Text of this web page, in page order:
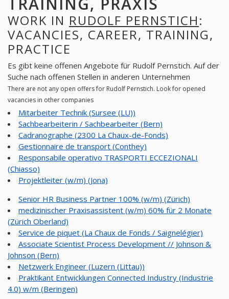
WORK IN RUDOLF PERNSTICH:
VACANCIES, CAREER, TRAINING,
PRACTICE
Es gibt keine offenen Angebote für Rudolf Pernstich. Auf der
Suche nach offenen Stellen in anderen Unternehmen
There are not any open offers for Rudolf Pernstich. Look for opened
vacancies in other companies
Mitarbeiter Technik (Sursee (LU))
Sachbearbeiterin / Sachbearbeiter (Bern)
Cadranographe (2300 La Chaux-de-Fonds)
Gestionnaire de transport (Conthey)
Responsabile operativo TRASPORTI ECCEZIONALI
(Chiasso)
Projektleiter (w/m) (Jona)
Senior HR Business Partner 100% (w/m) (Zürich)
medizinischer Praxisassistent (w/m) 60% für 2 Monate
(Zürich Oberland)
Service de piquet (La Chaux de Fonds / Saignelégier)
Associate Scientist Process Development // Johnson &
Johnson (Bern)
Netzwerk Engineer (Luzern (Littau))
Praktikant Entwicklungen Connected Industry (Industrie
4.0) w/m (Beringen)